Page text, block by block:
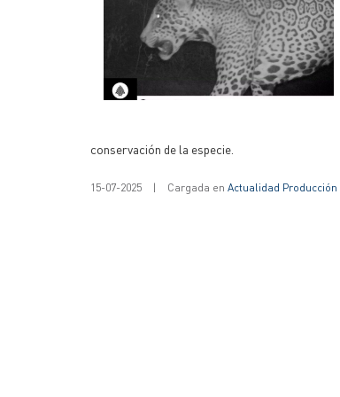
conservación de la especie.
15-07-2025 | Cargada en Actualidad Producción